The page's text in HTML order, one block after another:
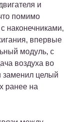
и
помимо
наконечниками,
впервые
модуль, с
воздуха во
заменил целый
ранее на